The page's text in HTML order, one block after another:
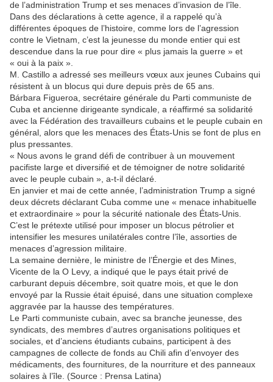
de l’administration Trump et ses menaces d’invasion de l’île.
Dans des déclarations à cette agence, il a rappelé qu’à
différentes époques de l’histoire, comme lors de l’agression
contre le Vietnam, c’est la jeunesse du monde entier qui est
descendue dans la rue pour dire « plus jamais la guerre » et
« oui à la paix ».
M. Castillo a adressé ses meilleurs vœux aux jeunes Cubains qui
résistent à un blocus qui dure depuis près de 65 ans.
Bárbara Figueroa, secrétaire générale du Parti communiste de
Cuba et ancienne dirigeante syndicale, a réaffirmé sa solidarité
avec la Fédération des travailleurs cubains et le peuple cubain en
général, alors que les menaces des États-Unis se font de plus en
plus pressantes.
« Nous avons le grand défi de contribuer à un mouvement
pacifiste large et diversifié et de témoigner de notre solidarité
avec le peuple cubain », a-t-il déclaré.
En janvier et mai de cette année, l’administration Trump a signé
deux décrets déclarant Cuba comme une « menace inhabituelle
et extraordinaire » pour la sécurité nationale des États-Unis.
C’est le prétexte utilisé pour imposer un blocus pétrolier et
intensifier les mesures unilatérales contre l’île, assorties de
menaces d’agression militaire.
La semaine dernière, le ministre de l’Énergie et des Mines,
Vicente de la O Levy, a indiqué que le pays était privé de
carburant depuis décembre, soit quatre mois, et que le don
envoyé par la Russie était épuisé, dans une situation complexe
aggravée par la hausse des températures.
Le Parti communiste cubain, avec sa branche jeunesse, des
syndicats, des membres d’autres organisations politiques et
sociales, et d’anciens étudiants cubains, participent à des
campagnes de collecte de fonds au Chili afin d’envoyer des
médicaments, des fournitures, de la nourriture et des panneaux
solaires à l’île. (Source : Prensa Latina)